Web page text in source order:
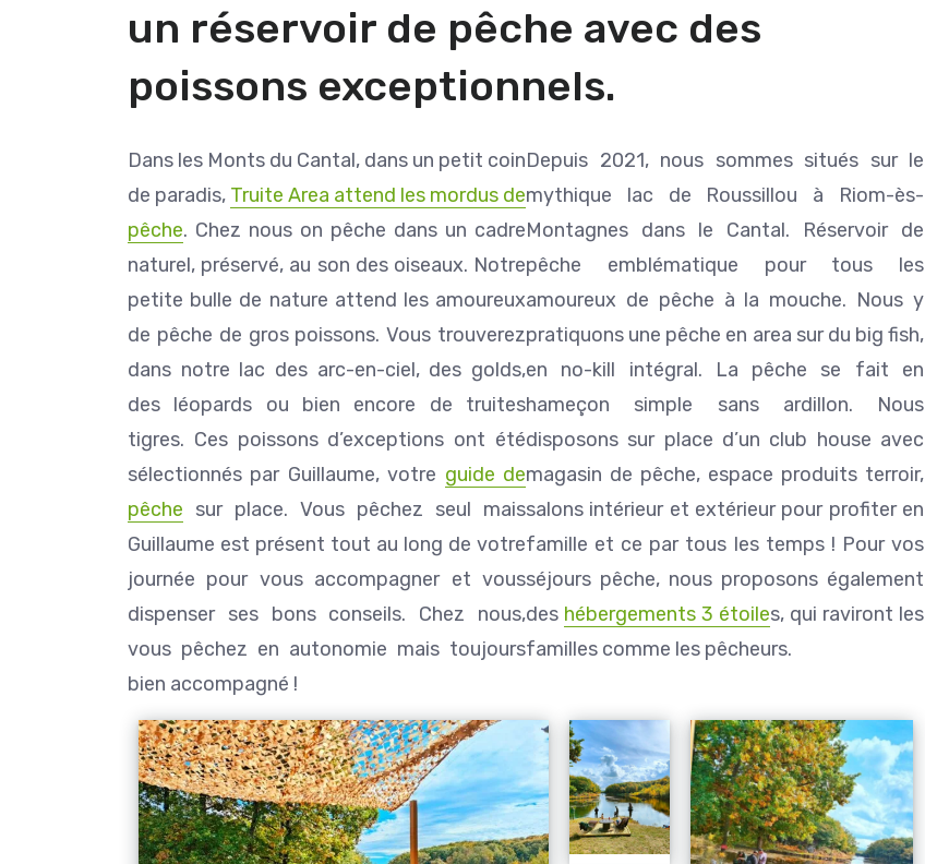
un réservoir de pêche avec des
poissons exceptionnels.
Dans les Monts du Cantal, dans un petit coin
de paradis, Truite Area attend les mordus de
pêche. Chez nous on pêche dans un cadre
naturel, préservé, au son des oiseaux. Notre
petite bulle de nature attend les amoureux
de pêche de gros poissons. Vous trouverez
dans notre lac des arc-en-ciel, des golds,
des léopards ou bien encore de truites
tigres. Ces poissons d’exceptions ont été
sélectionnés par Guillaume, votre guide de
pêche sur place. Vous pêchez seul mais
Guillaume est présent tout au long de votre
journée pour vous accompagner et vous
dispenser ses bons conseils. Chez nous,
vous pêchez en autonomie mais toujours
bien accompagné !
Depuis 2021, nous sommes situés sur le
mythique lac de Roussillou à Riom-ès-
Montagnes dans le Cantal. Réservoir de
pêche emblématique pour tous les
amoureux de pêche à la mouche. Nous y
pratiquons une pêche en area sur du big fish,
en no-kill intégral. La pêche se fait en
hameçon simple sans ardillon. Nous
disposons sur place d’un club house avec
magasin de pêche, espace produits terroir,
salons intérieur et extérieur pour profiter en
famille et ce par tous les temps ! Pour vos
séjours pêche, nous proposons également
des hébergements 3 étoiles, qui raviront les
familles comme les pêcheurs.